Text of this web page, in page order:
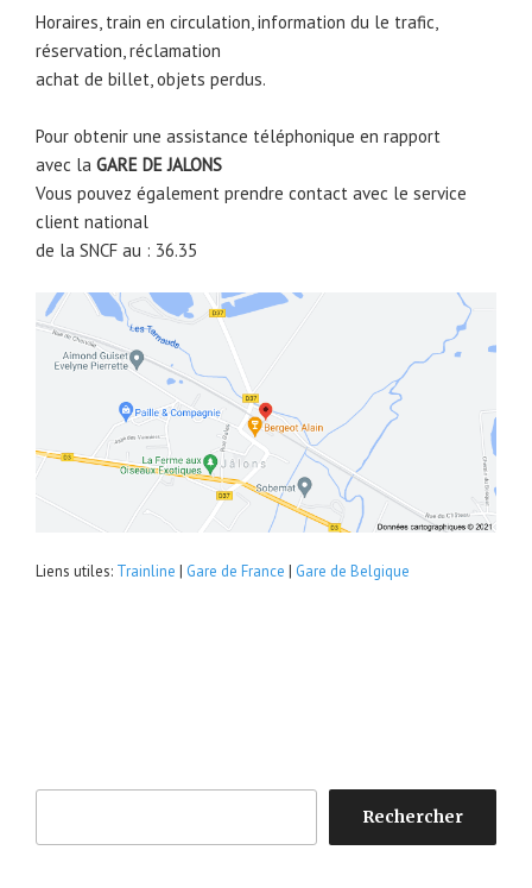
Horaires, train en circulation, information du le trafic,
réservation, réclamation
achat de billet, objets perdus.
Pour obtenir une assistance téléphonique en rapport
avec la GARE DEJALONS
Vous pouvez également prendre contact avec le service
client national
de la SNCF au : 36.35
Liens utiles: Trainline | Gare de France | Gare de Belgique
Rechercher